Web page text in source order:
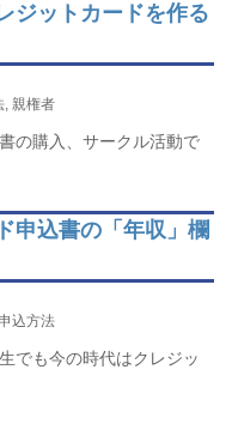
ジットカードを作る
, 親権者
の購入、サークル活動で
申込書の「年収」欄
込方法
でも今の時代はクレジッ